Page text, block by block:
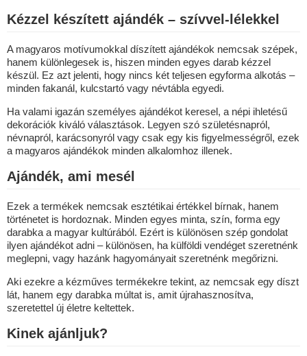
Kézzel készített ajándék – szívvel-lélekkel
A magyaros motívumokkal díszített ajándékok nemcsak szépek,
hanem különlegesek is, hiszen minden egyes darab kézzel
készül. Ez azt jelenti, hogy nincs két teljesen egyforma alkotás –
minden fakanál, kulcstartó vagy névtábla egyedi.
Ha valami igazán személyes ajándékot keresel, a népi ihletésű
dekorációk kiváló választások. Legyen szó születésnapról,
névnapról, karácsonyról vagy csak egy kis figyelmességről, ezek
a magyaros ajándékok minden alkalomhoz illenek.
Ajándék, ami mesél
Ezek a termékek nemcsak esztétikai értékkel bírnak, hanem
történetet is hordoznak. Minden egyes minta, szín, forma egy
darabka a magyar kultúrából. Ezért is különösen szép gondolat
ilyen ajándékot adni – különösen, ha külföldi vendéget szeretnénk
meglepni, vagy hazánk hagyományait szeretnénk megőrizni.
Aki ezekre a kézműves termékekre tekint, az nemcsak egy díszt
lát, hanem egy darabka múltat is, amit újrahasznosítva,
szeretettel új életre keltettek.
Kinek ajánljuk?